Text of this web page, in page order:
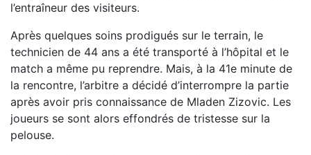
l’entraîneur des visiteurs.
Après quelques soins prodigués sur le terrain, le
technicien de 44 ans a été transporté à l’hôpital et le
match a même pu reprendre. Mais, à la 41e minute de
la rencontre, l’arbitre a décidé d’interrompre la partie
après avoir pris connaissance de Mladen Zizovic. Les
joueurs se sont alors effondrés de tristesse sur la
pelouse.